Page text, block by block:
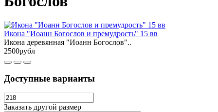
Икона "Иоанн Богослов и премудрость" 15 вв
Икона деревянная "Иоанн Богослов"..
2500рубл
Доступные варианты
Заказать другой размер